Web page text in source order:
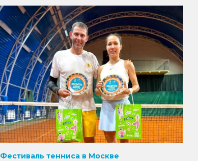
Фестиваль тенниса в Москве